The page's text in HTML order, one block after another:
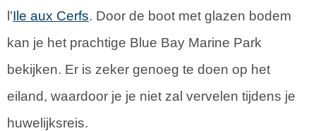
l'Ile aux Cerfs. Door de boot met glazen bodem
kan je het prachtige Blue Bay Marine Park
bekijken. Er is zeker genoeg te doen op het
eiland, waardoor je je niet zal vervelen tijdens je
huwelijksreis.